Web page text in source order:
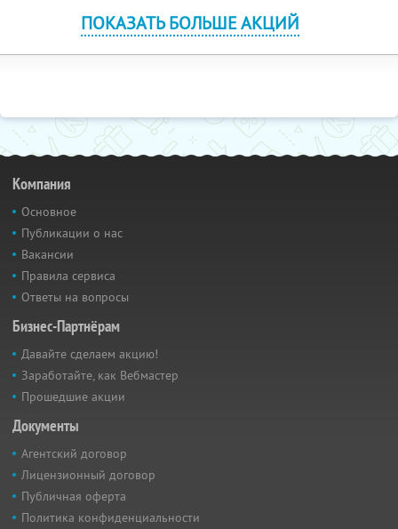
ПОКАЗАТЬ БОЛЬШЕ АКЦИЙ
Компания
Основное
Публикации о нас
Вакансии
Правила сервиса
Ответы на вопросы
Бизнес-Партнёрам
Давайте сделаем акцию!
Заработайте, как Вебмастер
Прошедшие акции
Документы
Агентский договор
Лицензионный договор
Публичная оферта
Политика конфиденциальности